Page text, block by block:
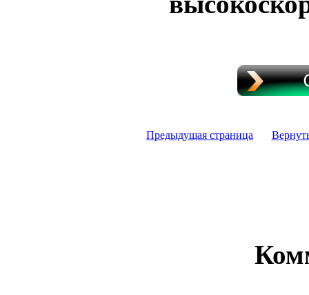
Предыдущая страница